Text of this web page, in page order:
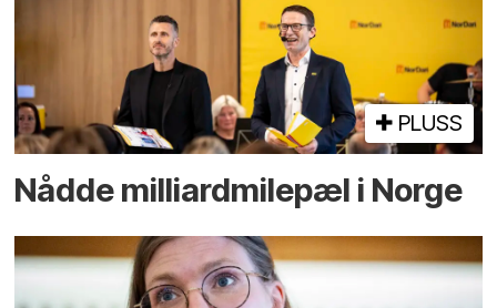
PLUSS
Nådde milliard­­milepæl i Norge